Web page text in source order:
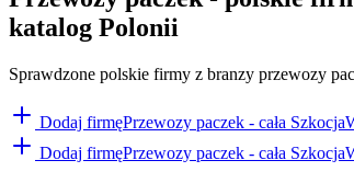
katalog Polonii
Sprawdzone polskie firmy z branzy przewozy
Dodaj firmęPrzewozy paczek - cała Szkocja
Dodaj firmęPrzewozy paczek - cała Szkocja